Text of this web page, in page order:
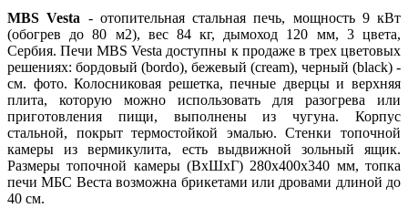
MBS Vesta - отопительная стальная печь, мощность 9 кВт
(обогрев до 80 м2), вес 84 кг, дымоход 120 мм, 3 цвета,
Сербия. Печи MBS Vesta доступны к продаже в трех цветовых
решениях: бордовый (bordo), бежевый (cream), черный (black) -
см. фото. Колосниковая решетка, печные дверцы и верхняя
плита, которую можно использовать для разогрева или
приготовления пищи, выполнены из чугуна. Корпус
стальной, покрыт термостойкой эмалью. Стенки топочной
камеры из вермикулита, есть выдвижной зольный ящик.
Размеры топочной камеры (ВxШxГ) 280x400x340 мм, топка
печи МБС Веста возможна брикетами или дровами длиной до
40 см.